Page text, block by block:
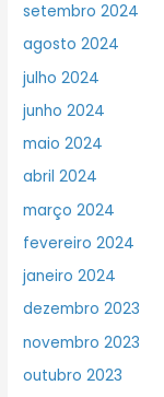
setembro 2024
agosto 2024
julho 2024
junho 2024
maio 2024
abril 2024
março 2024
fevereiro 2024
janeiro 2024
dezembro 2023
novembro 2023
outubro 2023